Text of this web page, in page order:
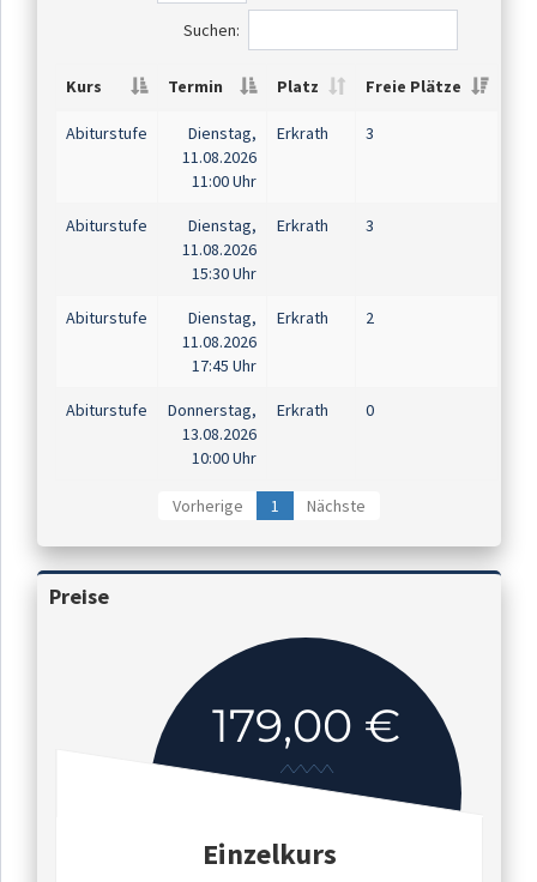
Suchen:
Kurs Termin Platz Freie Plätze
Abiturstufe
Dienstag,
11.08.2026
11:00 Uhr
Erkrath 3
Abiturstufe
Dienstag,
11.08.2026
15:30 Uhr
Erkrath 3
Abiturstufe
Dienstag,
11.08.2026
17:45 Uhr
Erkrath 2
Abiturstufe
Donnerstag,
13.08.2026
10:00 Uhr
Erkrath 0
Vorherige 1 Nächste
Preise
179,00 €
Einzelkurs